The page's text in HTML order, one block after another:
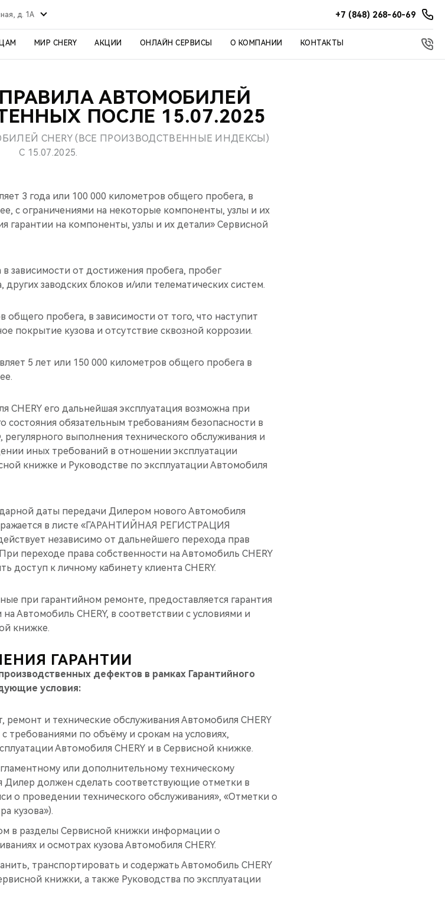
д. 1А +7 (848) 268-60-69
МИР CHERY АКЦИИ ОНЛАЙН СЕРВИСЫ О КОМПАНИИ КОНТАКТЫ
АВТОМОБИЛЕЙ
ПОСЛЕ 15.07.2025
CHERY (ВСЕ ПРОИЗВОДСТВЕННЫЕ ИНДЕКСЫ)
С 15.07.2025.
3 года или 100 000 километров общего пробега, в
с ограничениями на некоторые компоненты, узлы и их
гарантии на компоненты, узлы и их детали» Сервисной
зависимости от достижения пробега, пробег
заводских блоков и/или телематических систем.
общего пробега, в зависимости от того, что наступит
покрытие кузова и отсутствие сквозной коррозии.
5 лет или 150 000 километров общего пробега в
CHERY его дальнейшая эксплуатация возможна при
состояния обязательным требованиям безопасности в
выполнения технического обслуживания и
иных требований в отношении эксплуатации
книжке и Руководстве по эксплуатации Автомобиля
даты передачи Дилером нового Автомобиля
в листе «ГАРАНТИЙНАЯ РЕГИСТРАЦИЯ
независимо от дальнейшего перехода прав
переходе права собственности на Автомобиль CHERY
доступ к личному кабинету клиента CHERY.
при гарантийном ремонте, предоставляется гарантия
Автомобиль CHERY, в соответствии с условиями и
книжке.
ГАРАНТИИ
дефектов в рамках Гарантийного
условия:
и технические обслуживания Автомобиля CHERY
требованиями по объёму и срокам на условиях,
Автомобиля CHERY и в Сервисной книжке.
или дополнительному техническому
должен сделать соответствующие отметки в
о проведении технического обслуживания», «Отметки о
кузова»).
в разделы Сервисной книжки информации о
и осмотрах кузова Автомобиля CHERY.
транспортировать и содержать Автомобиль CHERY
книжки, а также Руководства по эксплуатации